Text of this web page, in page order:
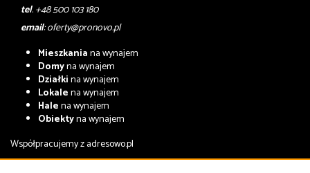
tel. +48 500 103 180
email:oferty@pronovo.pl
Mieszkaniana wynajem
Domyna wynajem
Działkina wynajem
Lokalena wynajem
Halena wynajem
Obiektyna wynajem
Współpracujemy zadresowo.pl